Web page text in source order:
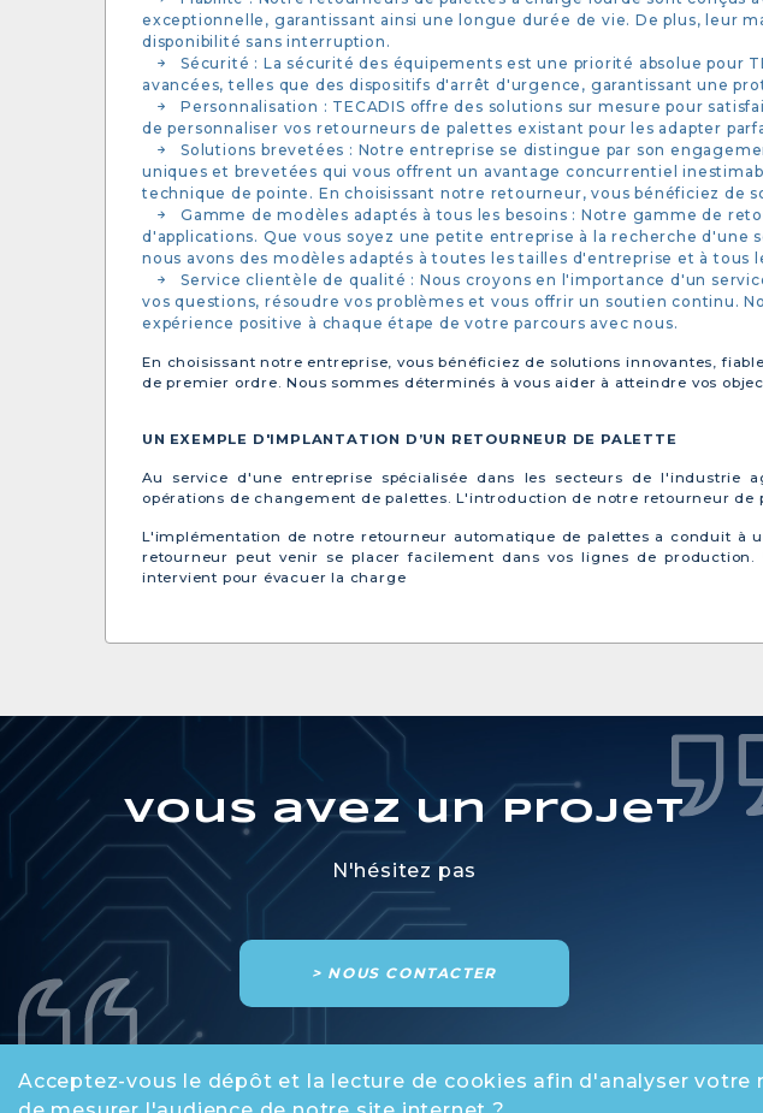
exceptionnelle, garantissant ainsi une longue durée de vie. De plus, leur
disponibilité sans interruption.
Sécurité : La sécurité des équipements est une priorité absolue pour
avancées, telles que des dispositifs d'arrêt d'urgence, garantissant une
Personnalisation : TECADIS offre des solutions sur mesure pour
de personnaliser vos retourneurs de palettes existant pour les adapter
Solutions brevetées : Notre entreprise se distingue par son
uniques et brevetées qui vous offrent un avantage concurrentiel
technique de pointe. En choisissant notre retourneur, vous bénéficiez de
Gamme de modèles adaptés à tous les besoins : Notre gamme de
d'applications. Que vous soyez une petite entreprise à la recherche
nous avons des modèles adaptés à toutes les tailles d'entreprise et à tous
Service clientèle de qualité : Nous croyons en l'importance d'un
vos questions, résoudre vos problèmes et vous offrir un soutien continu.
expérience positive à chaque étape de votre parcours avec nous.
En choisissant notre entreprise, vous bénéficiez de solutions innovantes,
de premier ordre. Nous sommes déterminés à vous aider à atteindre vos
UN EXEMPLE D'IMPLANTATION D’UN RETOURNEUR DE PALETTE
Au service d'une entreprise spécialisée dans les secteurs de l'industrie
opérations de changement de palettes. L'introduction de notre retourneur
L'implémentation de notre retourneur automatique de palettes a conduit à
retourneur peut venir se placer facilement dans vos lignes de
intervient pour évacuer la charge
Vous avez un projet
N'hésitez pas
> NOUS CONTACTER
Acceptez-vous le dépôt et la lecture de cookies afin d'analyser